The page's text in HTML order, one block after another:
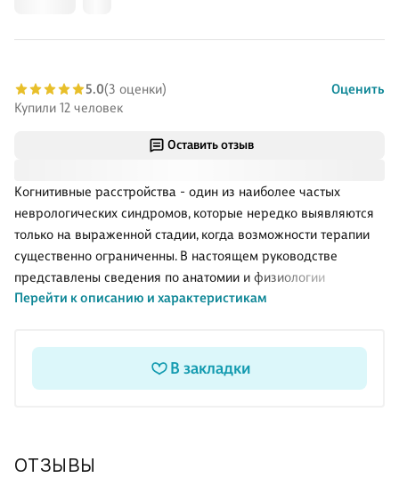
Оставить отзыв
Когнитивные расстройства - один из наиболее частых
неврологических синдромов, которые нередко выявляются
только на выраженной стадии, когда возможности терапии
существенно ограниченны. В настоящем руководстве
представлены сведения по анатомии и физиологии
когнитивных функций, современные данные по этиологии и
нелекарственной терапии, а также профилактики
когнитивных расстройств. Руководство предназначено для
Перейти к описанию и характеристикам
5.0(3 оценки)
Оценить
Купили 12 человек
В закладки
ОТЗЫВЫ